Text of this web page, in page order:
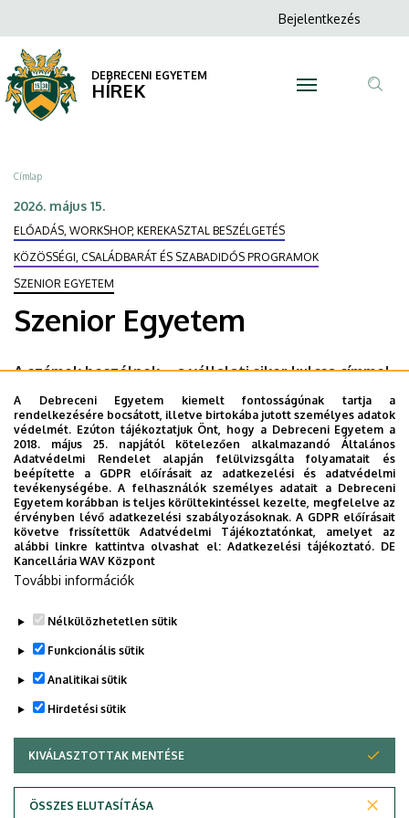
Egyetem
|
DEBRECENI
EGYETEM
a
tartalomra
Anonim
menüje
Bejelentkezés
DEBRECENI EGYETEM
HÍREK
Morzsa
Címlap
2026. május 15.
ELŐADÁS, WORKSHOP, KEREKASZTAL BESZÉLGETÉS
KÖZÖSSÉGI, CSALÁDBARÁT ÉS SZABADIDŐS PROGRAMOK
SZENIOR EGYETEM
Szenior Egyetem
A számok beszélnek – a vállalati siker kulcsa címmel
Fenyves Veronika, a DE Gazdaságtudományi Kar
dékánja, a DE GTK Kontrolling Tanszék professzora
tart előadást a Szenior Egyetemen.
Időpont: 2026. május 15., péntek 16 óra
Helyszín: DE Főépület, Auditorium Maximum (Debrecen,
Egyetem tér 1.)
Last update: 2026. 05. 07. 10:12
A Debreceni Egyetem kiemelt fontosságúnak tartja a
rendelkezésére bocsátott, illetve birtokába jutott személyes adatok
védelmét. Ezúton tájékoztatjuk Önt, hogy a Debreceni Egyetem a
2018. május 25. napjától kötelezően alkalmazandó Általános
Adatvédelmi Rendelet alapján felülvizsgálta folyamatait és
beépítette a GDPR előírásait az adatkezelési és adatvédelmi
tevékenységébe. A felhasználók személyes adatait a Debreceni
Egyetem korábban is teljes körültekintéssel kezelte, megfelelve az
érvényben lévő adatkezelési szabályozásoknak. A GDPR előírásait
követve frissítettük Adatvédelmi Tájékoztatónkat, amelyet az
alábbi linkre kattintva olvashat el:Adatkezelési tájékoztató. DE
Kancellária WAV Központ
További információk
Nélkülözhetetlen sütik
Funkcionális sütik
Analitikai sütik
Hirdetési sütik
KIVÁLASZTOTTAK MENTÉSE
ÖSSZES ELUTASÍTÁSA
WITHDRAW CONSENT